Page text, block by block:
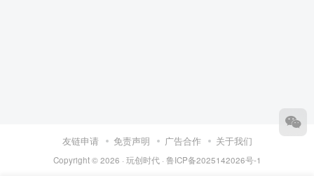
友链申请 免责声明 广告合作 关于我们
Copyright © 2026 · 玩创时代 · 鲁ICP备2025142026号-1